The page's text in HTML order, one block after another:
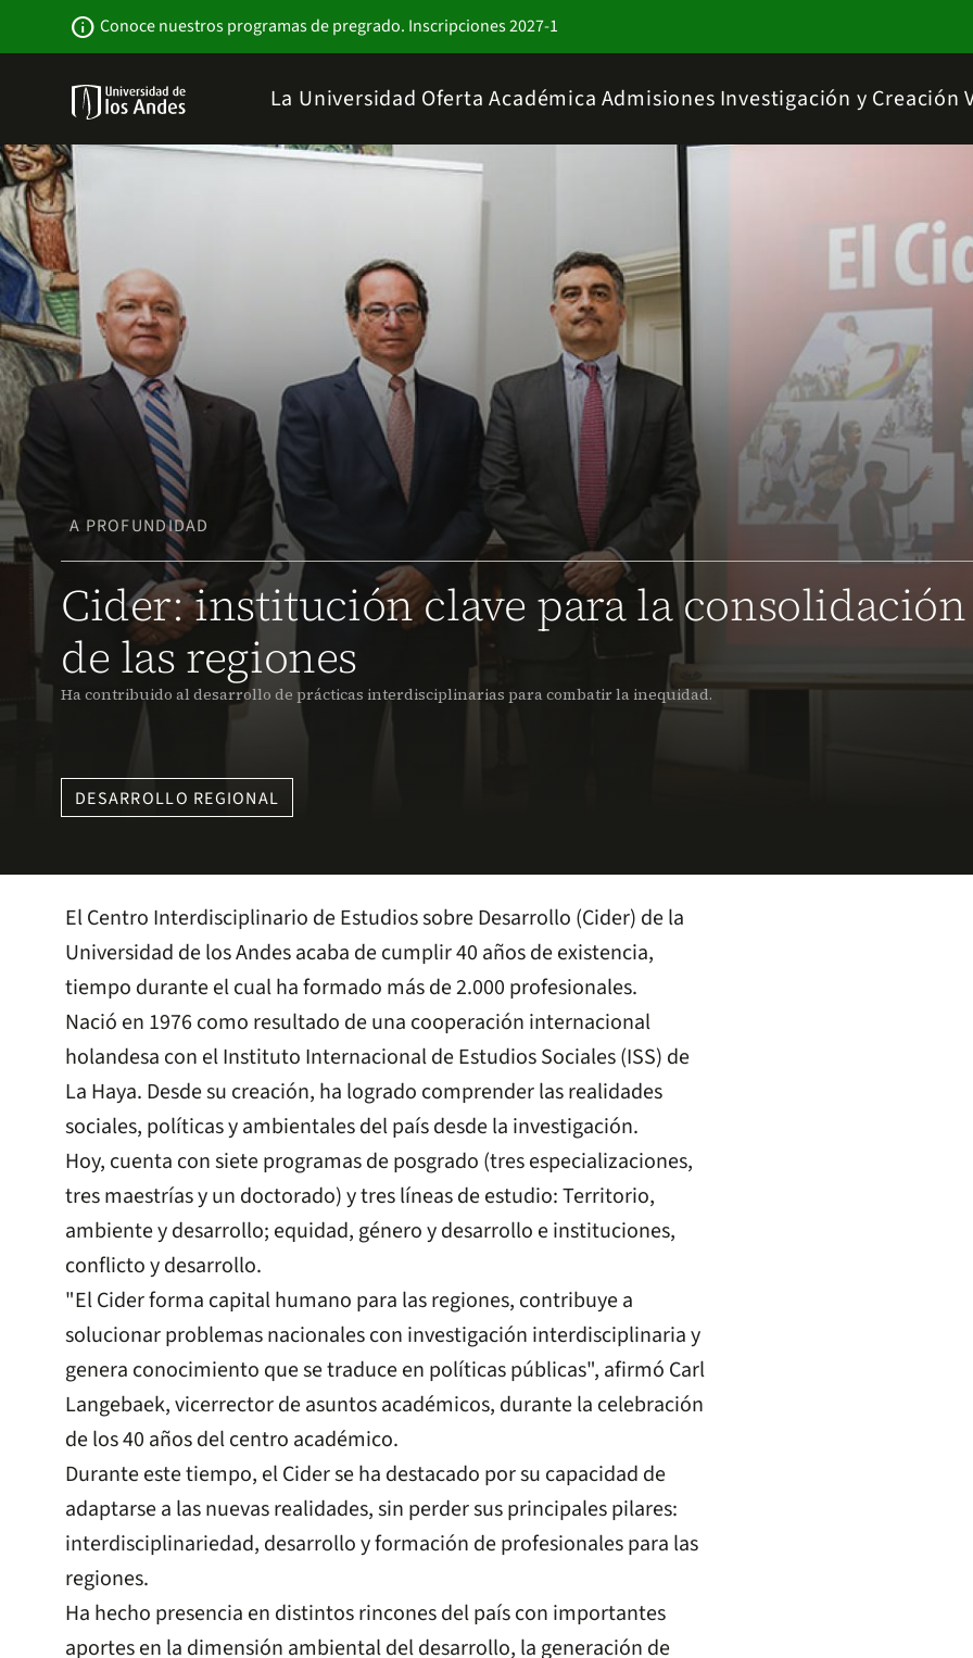
info Conoce nuestros programas de pregrado. Inscripciones 2027-1
Sitio
La Universidad Oferta Académica Admisiones Investigación y Creación
A PROFUNDIDAD
Cider: institución clave para la consolidación
de las regiones
Ha contribuido al desarrollo de prácticas interdisciplinarias para combatir la inequidad.
DESARROLLO REGIONAL
El Centro Interdisciplinario de Estudios sobre Desarrollo (Cider) de la
Universidad de los Andes acaba de cumplir 40 años de existencia,
tiempo durante el cual ha formado más de 2.000 profesionales.
Nació en 1976 como resultado de una cooperación internacional
holandesa con el Instituto Internacional de Estudios Sociales (ISS) de
La Haya. Desde su creación, ha logrado comprender las realidades
sociales, políticas y ambientales del país desde la investigación.
Hoy, cuenta con siete programas de posgrado (tres especializaciones,
tres maestrías y un doctorado) y tres líneas de estudio: Territorio,
ambiente y desarrollo; equidad, género y desarrollo e instituciones,
conflicto y desarrollo.
"El Cider forma capital humano para las regiones, contribuye a
solucionar problemas nacionales con investigación interdisciplinaria y
genera conocimiento que se traduce en políticas públicas", afirmó Carl
Langebaek, vicerrector de asuntos académicos, durante la celebración
de los 40 años del centro académico.
Durante este tiempo, el Cider se ha destacado por su capacidad de
adaptarse a las nuevas realidades, sin perder sus principales pilares:
interdisciplinariedad, desarrollo y formación de profesionales para las
regiones.
Ha hecho presencia en distintos rincones del país con importantes
aportes en la dimensión ambiental del desarrollo, la generación de